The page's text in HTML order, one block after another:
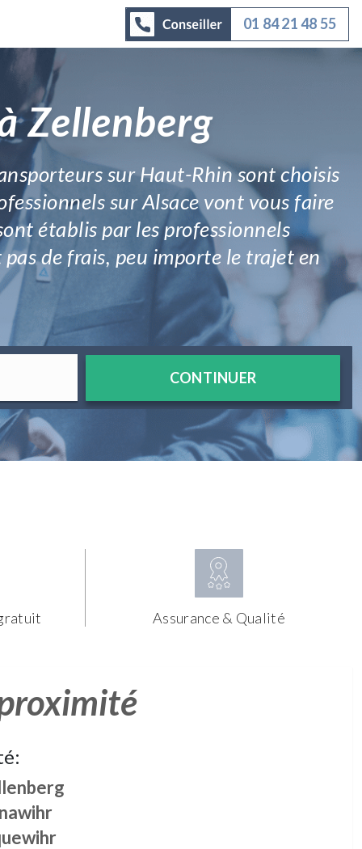
01 84 21 48 55
Zellenberg
sur Haut-Rhin sont choisis
sur Alsace vont vous faire
établis par les professionnels
de frais, peu importe le trajet en
CONTINUER
Assurance & Qualité